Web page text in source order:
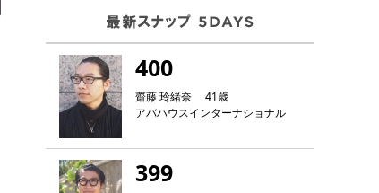
400
齋藤 玲緒奈 41歳
アバハウスインターナショナル
399